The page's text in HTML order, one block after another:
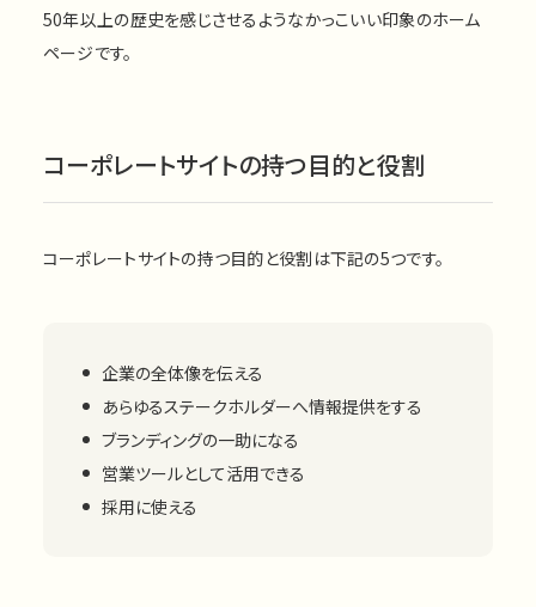
50年以上の歴史を感じさせるようなかっこいい印象のホーム
ページです。
コーポレートサイトの持つ目的と役割
コーポレートサイトの持つ目的と役割は下記の5つです。
企業の全体像を伝える
あらゆるステークホルダーへ情報提供をする
ブランディングの一助になる
営業ツールとして活用できる
採用に使える